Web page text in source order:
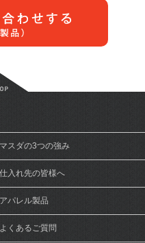
マスダの3つの強み
仕入れ先の皆様へ
アパレル製品
よくあるご質問